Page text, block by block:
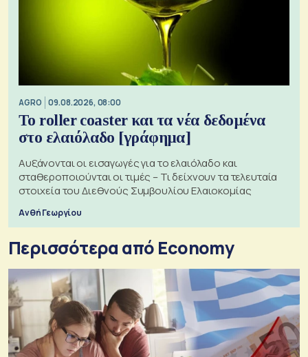
AGRO 09.08.2026, 08:00
Το roller coaster και τα νέα δεδομένα
στο ελαιόλαδο [γράφημα]
Αυξάνονται οι εισαγωγές για το ελαιόλαδο και
σταθεροποιούνται οι τιμές – Τι δείχνουν τα τελευταία
στοιχεία του Διεθνούς Συμβουλίου Ελαιοκομίας
Ανθή Γεωργίου
Περισσότερα από Economy